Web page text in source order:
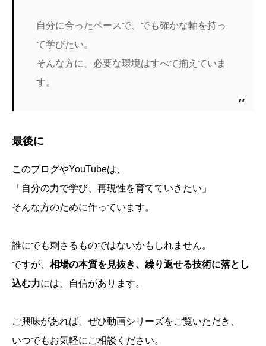
自分に合ったペースで、でも確かな軸を持っ
て学びたい。
そんな方に、必要な環境はすべて揃えていま
す。
最後に
このブログやYouTubeは、
「自分の力で学び、再現性を育てていきたい」
そんな方のために作っています。
誰にでも刺さるものではないかもしれません。
ですが、 相場の本質を見抜き、繰り返せる技術に落とし
込む力には、自信があります。
ご興味があれば、ぜひ動画シリーズをご覧いただき、
いつでもお気軽にご相談ください。